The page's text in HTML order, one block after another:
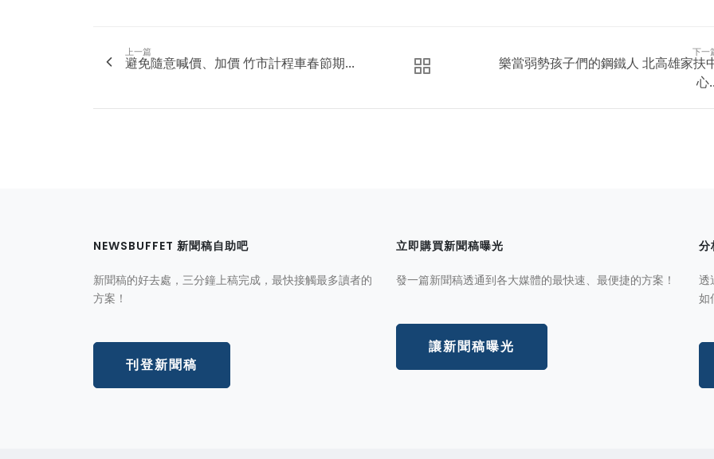
上一篇
避免隨意喊價、加價 竹市計程車春節期...
下一
樂當弱勢孩子們的鋼鐵人 北高雄家扶
心
NEWSBUFFET 新聞稿自助吧
新聞稿的好去處，三分鐘上稿完成，最快接觸最多讀者的
方案！
刊登新聞稿
立即購買新聞稿曝光
發一篇新聞稿透通到各大媒體的最快速、最便捷的方案！
讓新聞稿曝光
分
透
如